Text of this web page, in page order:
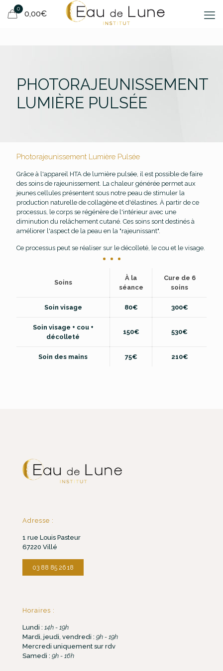
0
0,00€
PHOTORAJEUNISSEMENT
LUMIÈRE PULSÉE
Photorajeunissement Lumière Pulsée
Grâce à l'appareil HTA de lumière pulsée, il est possible de faire
des soins de rajeunissement. La chaleur générée permet aux
jeunes cellules présentent sous notre peau de stimuler la
production naturelle de collagène et d'élastines. À partir de ce
processus, le corps se régénère de l'intérieur avec une
diminution du relâchement cutané. Ces soins sont destinés à
améliorer l'aspect de la peau en la "rajeunissant".
Ce processus peut se réaliser sur le décolleté, le cou et le visage.
Soins
À la
séance
Cure de 6
soins
Soin visage 80€ 300€
Soin visage + cou +
décolleté
150€ 530€
Soin des mains 75€ 210€
Adresse :
1 rue Louis Pasteur
67220 Villé
03 88 85 26 18
Horaires :
Lundi : 14h - 19h
Mardi, jeudi, vendredi : 9h - 19h
Mercredi uniquement sur rdv
Samedi : 9h - 16h